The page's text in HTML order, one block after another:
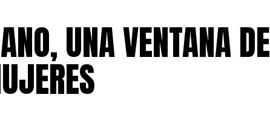
UNA VENTANA DE